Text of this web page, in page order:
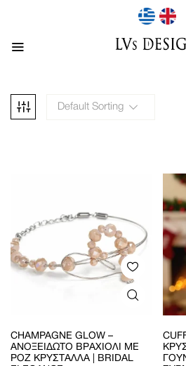
Default Sorting
CHAMPAGNE GLOW –
ΑΝΟΞΕΊΔΩΤΟ ΒΡΑΧΙΌΛΙ ΜΕ
ΡΟΖ ΚΡΎΣΤΑΛΛΑ | BRIDAL